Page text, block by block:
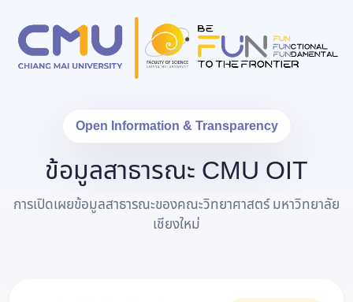
Open Information & Transparency
ข้อมูลสาธารณะ CMU OIT
การเปิดเผยข้อมูลสาธารณะของคณะวิทยาศาสตร์ มหาวิทยาลัย
เชียงใหม่